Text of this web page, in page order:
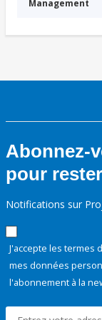
Management
Abonnez-
pour
Notifications sur
J'accepte les termes
mes données
l'abonnement à la